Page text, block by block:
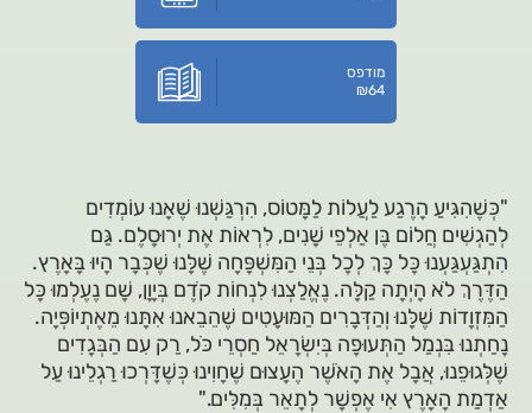
מודפס
₪64
"כְּשֶׁהִגִּיעַ הָרֶגַע לַעֲלוֹת לַמָּטוֹס, הִרְגַּשְׁנוּ שֶׁאָנוּ עוֹמְדִים
לְהַגְשִׁים חֲלוֹם בֶּן אַלְפֵי שָׁנִים, לִרְאוֹת אֶת יְרוּסָלֶם. גַּם
הִתְגַּעְגַּעְנוּ כָּל כָּךְ לְכָל בְּנֵי הַמִּשְׁפָּחָה שֶׁלָּנוּ שֶׁכְּבָר הָיוּ בָּאָרֶץ.
הַדֶּרֶךְ לֹא הָיְתָה קַלָּה. נֶאֱלַצְנוּ לִנְחוֹת קֹדֶם בְּיָוָן, שָׁם נֶעֶלְמוּ כָּל
הַמִּזְוָדוֹת שֶׁלָּנוּ וְהַדְּבָרִים הַמּוּעָטִים שֶׁהֵבֵאנוּ אִתָּנוּ מֵאֶתְיוֹפְּיָה.
נָחַתְנוּ בִּנְמַל הַתְּעוּפָה בְּיִשְׂרָאֵל חַסְרֵי כֹּל, רַק עִם הַבְּגָדִים
שֶׁלְּגוּפֵנוּ, אֲבָל אֶת הָאֹשֶׁר הֶעָצוּם שֶׁחָוִינוּ כְּשֶׁדָּרְכוּ רַגְלֵינוּ עַל
אַדְמַת הָאָרֶץ אִי אֶפְשָׁר לְתָאֵר בְּמִלִּים."